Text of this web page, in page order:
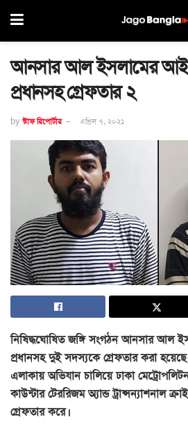
আনসার আল ইসলামের
প্রধানসহ গ্রেফতার ২
by স্টাফ রিপোর্টার এপ্রিল ৭, ২০২১
নিষিদ্ধঘোষিত জঙ্গি সংগঠন আনসার আল
প্রধানসহ দুই সদস্যকে গ্রেফতার করা
এলাকায় অভিযান চালিয়ে ঢাকা
কাউন্টার টেররিজম অ্যান্ড ট্রান্সন্যাশনাল
গ্রেফতার করে।